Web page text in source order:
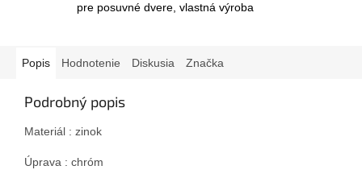
pre posuvné dvere, vlastná výroba
Popis Hodnotenie Diskusia Značka
Podrobný popis
Materiál : zinok
Úprava : chróm